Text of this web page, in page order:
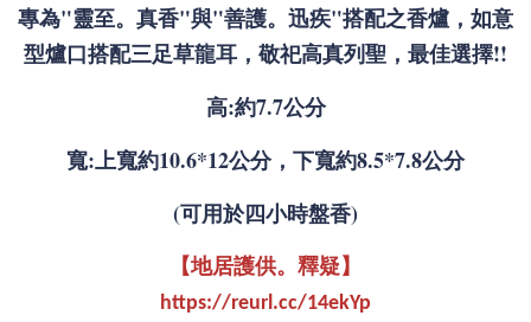
專為"靈至。真香"與"善護。迅疾"搭配之香爐，如意
型爐口搭配三足草龍耳，敬祀高真列聖，最佳選擇!!
高:約7.7公分
寬:上寬約10.6*12公分，下寬約8.5*7.8公分
(可用於四小時盤香)
【地居護供。釋疑】
https://reurl.cc/14ekYp